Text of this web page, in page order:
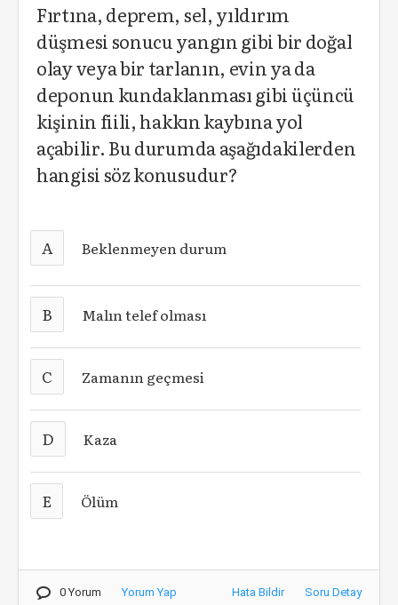
Fırtına, deprem, sel, yıldırım
düşmesi sonucu yangın gibi bir doğal
olay veya bir tarlanın, evin ya da
deponun kundaklanması gibi üçüncü
kişinin fiili, hakkın kaybına yol
açabilir. Bu durumda aşağıdakilerden
hangisi söz konusudur?
A Beklenmeyen durum
B Malın telef olması
C Zamanın geçmesi
D Kaza
E Ölüm
0 Yorum Yorum Yap Hata Bildir Soru Detay